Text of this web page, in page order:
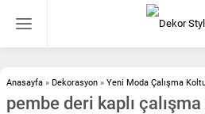
Anasayfa » Dekorasyon » Yeni Moda Çalışma
pembe deri kaplı